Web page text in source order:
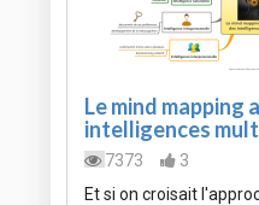
Le mind mapping
intelligences
7373
3
Et si on croisait